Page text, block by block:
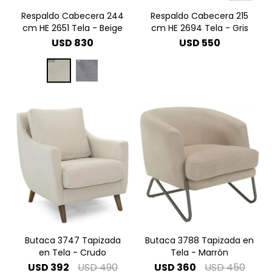
Respaldo Cabecera 244
cm HE 2651 Tela - Beige
USD 830
Respaldo Cabecera 215
cm HE 2694 Tela - Gris
USD 550
Butaca 3747 Tapizada
en Tela - Crudo
USD 392 USD490
Butaca 3788 Tapizada en
Tela - Marrón
USD 360 USD450